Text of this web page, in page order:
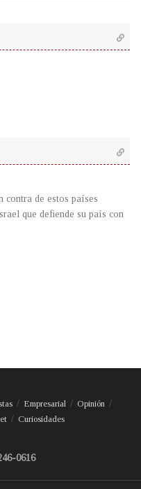
contra de estos países
que defiende su país con
Empresarial
Opinión
Curiosidades
0616